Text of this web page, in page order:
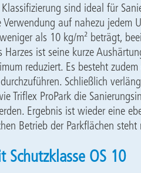
sind ideal für
auf nahezu jedem
als 10 kg/m² beträgt,
ist seine kurze
reduziert. Es besteht
Schließlich
Triflex ProPark die
Ergebnis ist wieder eine
Betrieb der Parkflächen steht
Schutzklasse OS 10